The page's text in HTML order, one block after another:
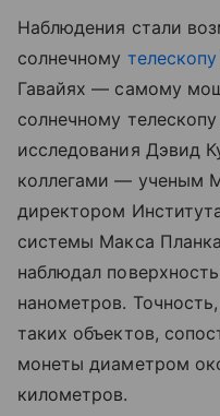
Наблюдения стали
солнечному телескопу
Гавайях — самому
солнечному
исследования Дэвид
коллегами — ученым
директором
системы Макса
наблюдал
нанометров.
таких объектов,
монеты диаметром
километров.